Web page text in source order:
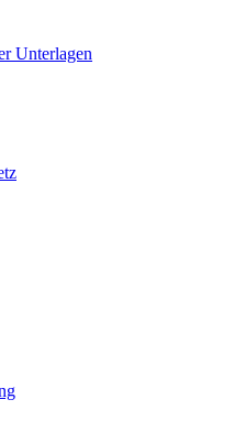
Unterlagen